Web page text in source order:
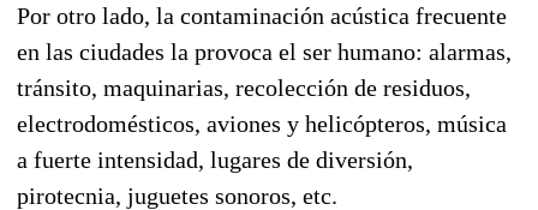
Por otro lado, la contaminación acústica frecuente
en las ciudades la provoca el ser humano: alarmas,
tránsito, maquinarias, recolección de residuos,
electrodomésticos, aviones y helicópteros, música
a fuerte intensidad, lugares de diversión,
pirotecnia, juguetes sonoros, etc.